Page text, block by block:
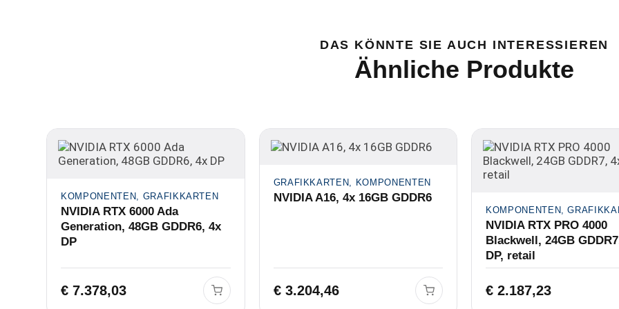
DAS KÖNNTE SIE AUCH INTERESSIEREN
Ähnliche Produkte
KOMPONENTEN, GRAFIKKARTEN
NVIDIA RTX 6000 Ada
Generation, 48GB GDDR6, 4x
DP
€ 7.378,03
GRAFIKKARTEN, KOMPONENTEN
NVIDIA A16, 4x 16GB GDDR6
€3.204,46
KOMPONENTEN,
NVIDIA RTX PRO 4000
Blackwell, 24GB
DP, retail
€ 2.187,23